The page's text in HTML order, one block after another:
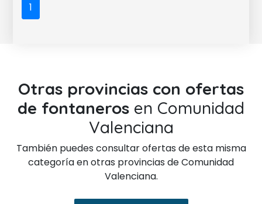
1
Otras provincias con ofertas
de fontaneros en Comunidad
Valenciana
También puedes consultar ofertas de esta misma
categoría en otras provincias de Comunidad
Valenciana.